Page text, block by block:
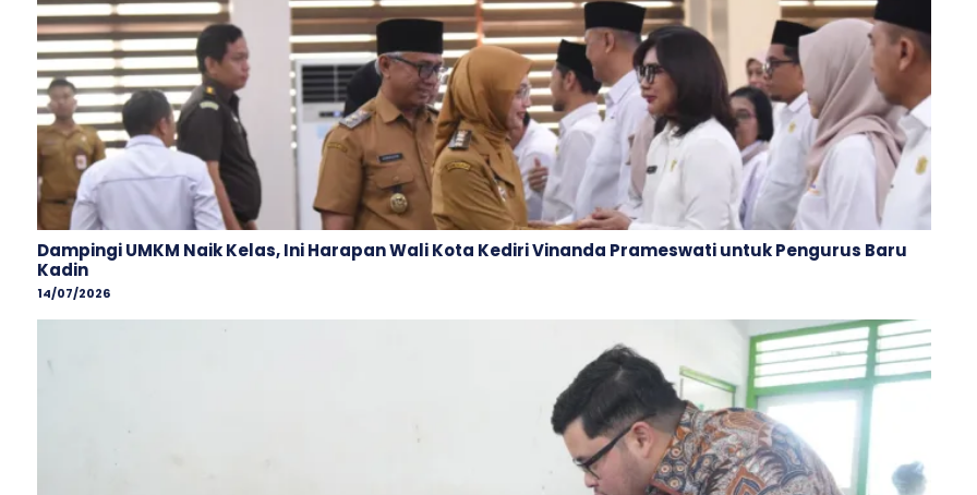
Dampingi UMKM Naik Kelas, Ini Harapan Wali Kota Kediri Vinanda Prameswati untuk Pengurus Baru
Kadin
14/07/2026